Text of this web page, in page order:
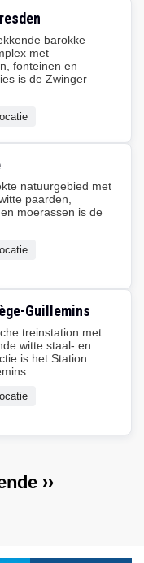
barokke
met
fonteinen en
is de Zwinger
natuurgebied met
paarden,
moerassen is de
Guillemins
treinstation met
witte staal- en
is het Station
››